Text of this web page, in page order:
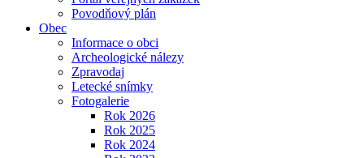
Povodňový plán
Obec
Informace o obci
Archeologické nálezy
Zpravodaj
Letecké snímky
Fotogalerie
Rok 2026
Rok 2025
Rok 2024